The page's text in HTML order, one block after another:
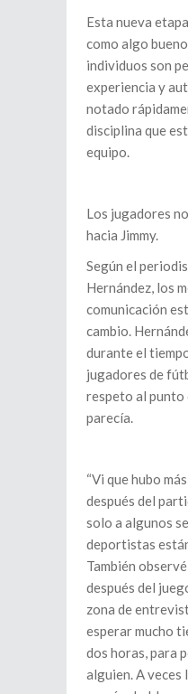
Esta nueva
como algo
individuos son
experiencia y
notado
disciplina que
equipo.
Los jugadores
hacia Jimmy.
Según el
Hernández, los
comunicación
cambio.
durante el
jugadores de
respeto al punto
parecía.
“Vi que hubo
después del
solo a algunos
deportistas
También
después del
zona de
esperar mucho
dos horas, para
alguien. A veces